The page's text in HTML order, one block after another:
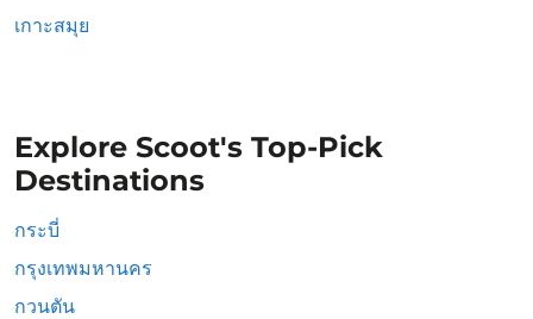
เกาะสมุย
Explore Scoot's Top-Pick
Destinations
กระบี่
กรุงเทพมหานคร
กวนตัน